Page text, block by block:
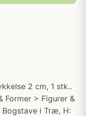
2 cm, 1 stk..
Former > Figurer &
i Træ, H: